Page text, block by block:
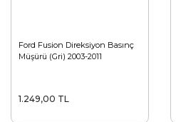
Ford Fusion Direksiyon Basınç
Müşürü (Gri) 2003-2011
1.249,00 TL